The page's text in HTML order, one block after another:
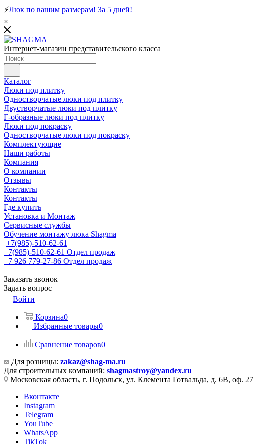
⚡Люк по вашим размерам! За 5 дней!
×
Интернет-магазин представительского класса
Каталог
Люки под плитку
Одностворчатые люки под плитку
Двустворчатые люки под плитку
Г-образные люки под плитку
Люки под покраску
Одностворчатые люки под покраску
Комплектующие
Наши работы
Компания
О компании
Отзывы
Контакты
Контакты
Где купить
Установка и Монтаж
Сервисные службы
Обучение монтажу люка Shagma
+7(985)-510-62-61
+7(985)-510-62-61 Отдел продаж
‪+7 926 779-27-86‬ Отдел продаж
Заказать звонок
Задать вопрос
Войти
Корзина0
Избранные товары0
Сравнение товаров0
Для розницы: zakaz@shag-ma.ru
Для строительных компаний: shagmastroy@yandex.ru
Московская область, г. Подольск, ул. Клемента Готвальда, д. 6В, оф. 27
Вконтакте
Instagram
Telegram
YouTube
WhatsApp
TikTok